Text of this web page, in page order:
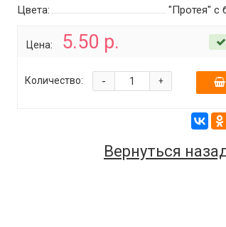
Цвета:
"Протея" с
Цена: 5.50 р.
Количество: +
-
Вернуться